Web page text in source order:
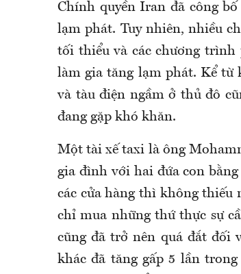
Chính quyền Iran đã công
lạm phát. Tuy nhiên, nhiều
tối thiểu và các chương trình
làm gia tăng lạm phát. Kể từ
và tàu điện ngầm ở thủ đô
đang gặp khó khăn.
Một tài xế taxi là ông
gia đình với hai đứa con
các cửa hàng thì không thiếu
chỉ mua những thứ thực sự
cũng đã trở nên quá đắt đối
khác đã tăng gấp 5 lần